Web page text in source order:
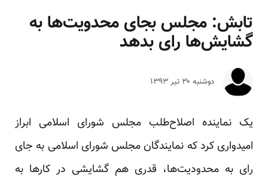
تابش: مجلس بجای محدویت‌ها به
گشایش‌ها رای بدهد
دوشنبه ۳۰ تير ۱۳۹۳
یک نماینده اصلاح‌طلب مجلس شورای اسلامی ابراز
امیدواری کرد که نمایندگان مجلس شورای اسلامی به جای
رای به محدودیت‌ها، قدری هم گشایشی در کارها به